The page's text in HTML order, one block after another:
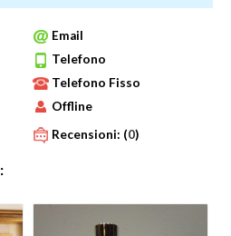
Email
Telefono
Telefono Fisso
Offline
Recensioni: (0)